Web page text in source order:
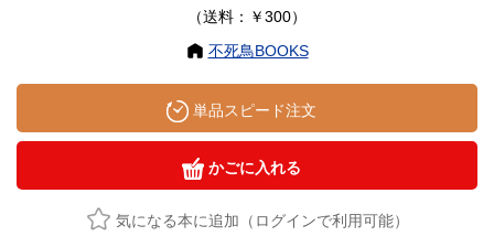
（送料：￥300）
不死鳥BOOKS
単品スピード注文
かごに入れる
気になる本に追加（ログインで利用可能）